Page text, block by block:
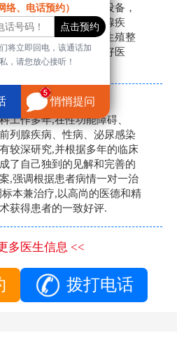
内外先进的医学技术和设备，
各类阳痿早泄、前列腺疾
障碍、性病、HPV、生殖整
，是患者非常信赖的好医
男科主任
工作多年,在性功能障碍、
列腺疾病、性病、泌尿感染
较深研究,并根据多年的临床
了自己独到的见解和完善的
,强调根据患者病情一对一治
本兼治疗,以高尚的医德和精
获得患者的一致好评.
多医生信息 <<
拨打电话
络、电话预约）
将立即回电，该通话加
，请您放心接听！
悄悄提问